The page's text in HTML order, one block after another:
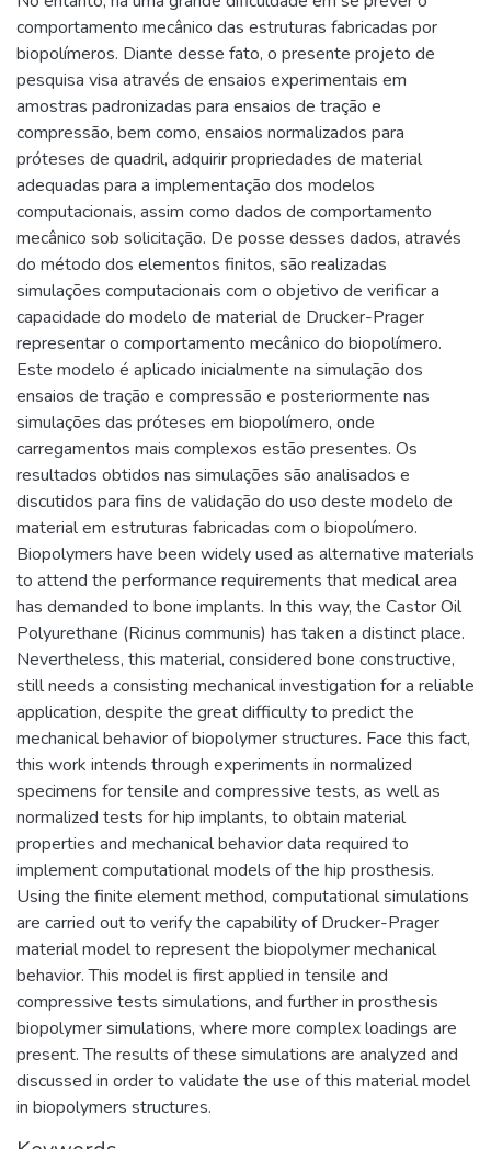
comportamento mecânico das estruturas fabricadas por
biopolímeros. Diante desse fato, o presente projeto de
pesquisa visa através de ensaios experimentais em
amostras padronizadas para ensaios de tração e
compressão, bem como, ensaios normalizados para
próteses de quadril, adquirir propriedades de material
adequadas para a implementação dos modelos
computacionais, assim como dados de comportamento
mecânico sob solicitação. De posse desses dados, através
do método dos elementos finitos, são realizadas
simulações computacionais com o objetivo de verificar a
capacidade do modelo de material de Drucker-Prager
representar o comportamento mecânico do biopolímero.
Este modelo é aplicado inicialmente na simulação dos
ensaios de tração e compressão e posteriormente nas
simulações das próteses em biopolímero, onde
carregamentos mais complexos estão presentes. Os
resultados obtidos nas simulações são analisados e
discutidos para fins de validação do uso deste modelo de
material em estruturas fabricadas com o biopolímero.
Biopolymers have been widely used as alternative materials
to attend the performance requirements that medical area
has demanded to bone implants. In this way, the Castor Oil
Polyurethane (Ricinus communis) has taken a distinct place.
Nevertheless, this material, considered bone constructive,
still needs a consisting mechanical investigation for a reliable
application, despite the great difficulty to predict the
mechanical behavior of biopolymer structures. Face this fact,
this work intends through experiments in normalized
specimens for tensile and compressive tests, as well as
normalized tests for hip implants, to obtain material
properties and mechanical behavior data required to
implement computational models of the hip prosthesis.
Using the finite element method, computational simulations
are carried out to verify the capability of Drucker-Prager
material model to represent the biopolymer mechanical
behavior. This model is first applied in tensile and
compressive tests simulations, and further in prosthesis
biopolymer simulations, where more complex loadings are
present. The results of these simulations are analyzed and
discussed in order to validate the use of this material model
in biopolymers structures.